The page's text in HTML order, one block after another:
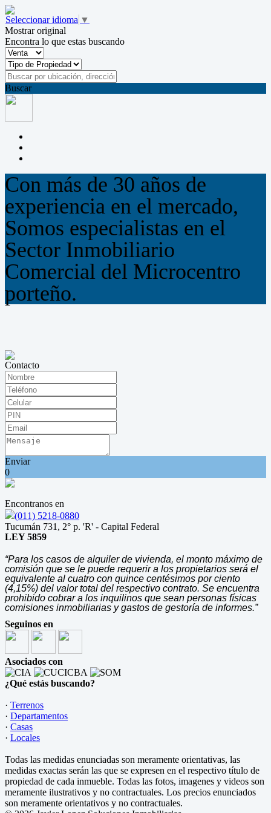
Seleccionar idioma ▼
Mostrar original
Encontra lo que estas buscando
Buscar
Con más de 30 años de
experiencia en el mercado,
Somos especialistas en el
Sector Inmobiliario
Comercial del Microcentro
porteño.
Contacto
Enviar
0
Encontranos en
(011) 5218-0880
Tucumán 731, 2° p. 'R' - Capital Federal
LEY 5859
“Para los casos de alquiler de vivienda, el monto máximo de
comisión que se le puede requerir a los propietarios será el
equivalente al cuatro con quince centésimos por ciento
(4,15%) del valor total del respectivo contrato. Se encuentra
prohibido cobrar a los inquilinos que sean personas físicas
comisiones inmobiliarias y gastos de gestoría de informes.”
Seguinos en
Asociados con
¿Qué estás buscando?
· Terrenos
· Departamentos
· Casas
· Locales
Todas las medidas enunciadas son meramente orientativas, las
medidas exactas serán las que se expresen en el respectivo título de
propiedad de cada inmueble. Todas las fotos, imagenes y videos son
meramente ilustrativos y no contractuales. Los precios enunciados
son meramente orientativos y no contractuales.